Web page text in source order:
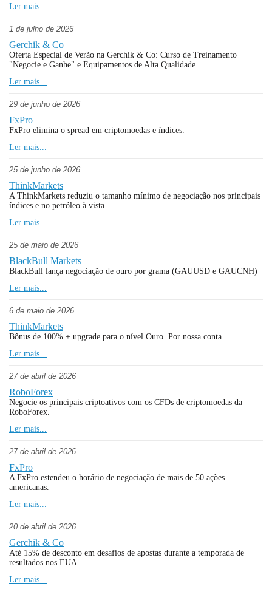
Ler mais...
1 de julho de 2026
Gerchik & Co
Oferta Especial de Verão na Gerchik & Co: Curso de Treinamento
"Negocie e Ganhe" e Equipamentos de Alta Qualidade
Ler mais...
29 de junho de 2026
FxPro
FxPro elimina o spread em criptomoedas e índices.
Ler mais...
25 de junho de 2026
ThinkMarkets
A ThinkMarkets reduziu o tamanho mínimo de negociação nos principais
índices e no petróleo à vista.
Ler mais...
25 de maio de 2026
BlackBull Markets
BlackBull lança negociação de ouro por grama (GAUUSD e GAUCNH)
Ler mais...
6 de maio de 2026
ThinkMarkets
Bônus de 100% + upgrade para o nível Ouro. Por nossa conta.
Ler mais...
27 de abril de 2026
RoboForex
Negocie os principais criptoativos com os CFDs de criptomoedas da
RoboForex.
Ler mais...
27 de abril de 2026
FxPro
A FxPro estendeu o horário de negociação de mais de 50 ações
americanas.
Ler mais...
20 de abril de 2026
Gerchik & Co
Até 15% de desconto em desafios de apostas durante a temporada de
resultados nos EUA.
Ler mais...